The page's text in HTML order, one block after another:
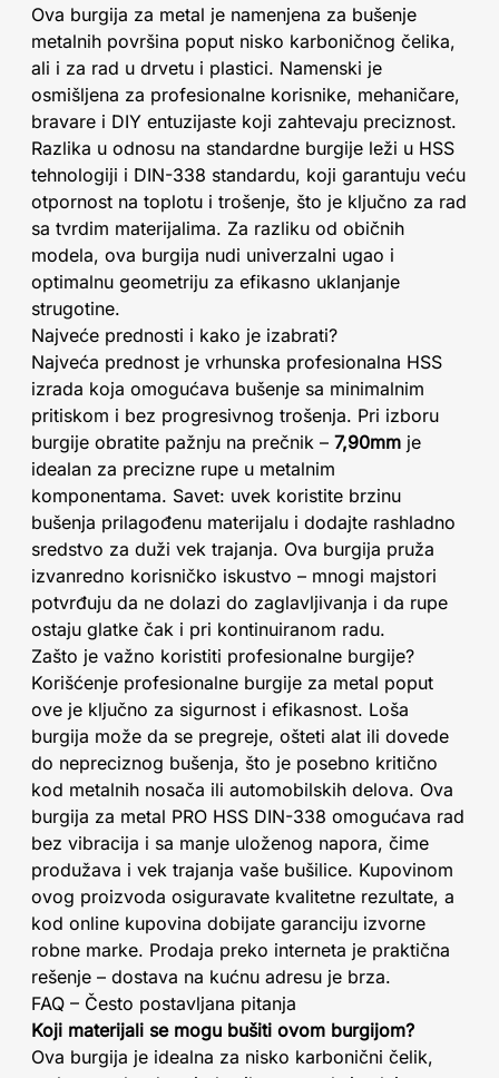
Ova burgija za metal je namenjena za bušenje
metalnih površina poput nisko karboničnog čelika,
ali i za rad u drvetu i plastici. Namenski je
osmišljena za profesionalne korisnike, mehaničare,
bravare i DIY entuzijaste koji zahtevaju preciznost.
Razlika u odnosu na standardne burgije leži u HSS
tehnologiji i DIN-338 standardu, koji garantuju veću
otpornost na toplotu i trošenje, što je ključno za rad
sa tvrdim materijalima. Za razliku od običnih
modela, ova burgija nudi univerzalni ugao i
optimalnu geometriju za efikasno uklanjanje
strugotine.
Najveće prednosti i kako je izabrati?
Najveća prednost je vrhunska profesionalna HSS
izrada koja omogućava bušenje sa minimalnim
pritiskom i bez progresivnog trošenja. Pri izboru
burgije obratite pažnju na prečnik – 7,90mm je
idealan za precizne rupe u metalnim
komponentama. Savet: uvek koristite brzinu
bušenja prilagođenu materijalu i dodajte rashladno
sredstvo za duži vek trajanja. Ova burgija pruža
izvanredno korisničko iskustvo – mnogi majstori
potvrđuju da ne dolazi do zaglavljivanja i da rupe
ostaju glatke čak i pri kontinuiranom radu.
Zašto je važno koristiti profesionalne burgije?
Korišćenje profesionalne burgije za metal poput
ove je ključno za sigurnost i efikasnost. Loša
burgija može da se pregreje, ošteti alat ili dovede
do nepreciznog bušenja, što je posebno kritično
kod metalnih nosača ili automobilskih delova. Ova
burgija za metal PRO HSS DIN-338 omogućava rad
bez vibracija i sa manje uloženog napora, čime
produžava i vek trajanja vaše bušilice. Kupovinom
ovog proizvoda osiguravate kvalitetne rezultate, a
kod online kupovina dobijate garanciju izvorne
robne marke. Prodaja preko interneta je praktična
rešenje – dostava na kućnu adresu je brza.
FAQ – Često postavljana pitanja
Koji materijali se mogu bušiti ovom burgijom?
Ova burgija je idealna za nisko karbonični čelik,